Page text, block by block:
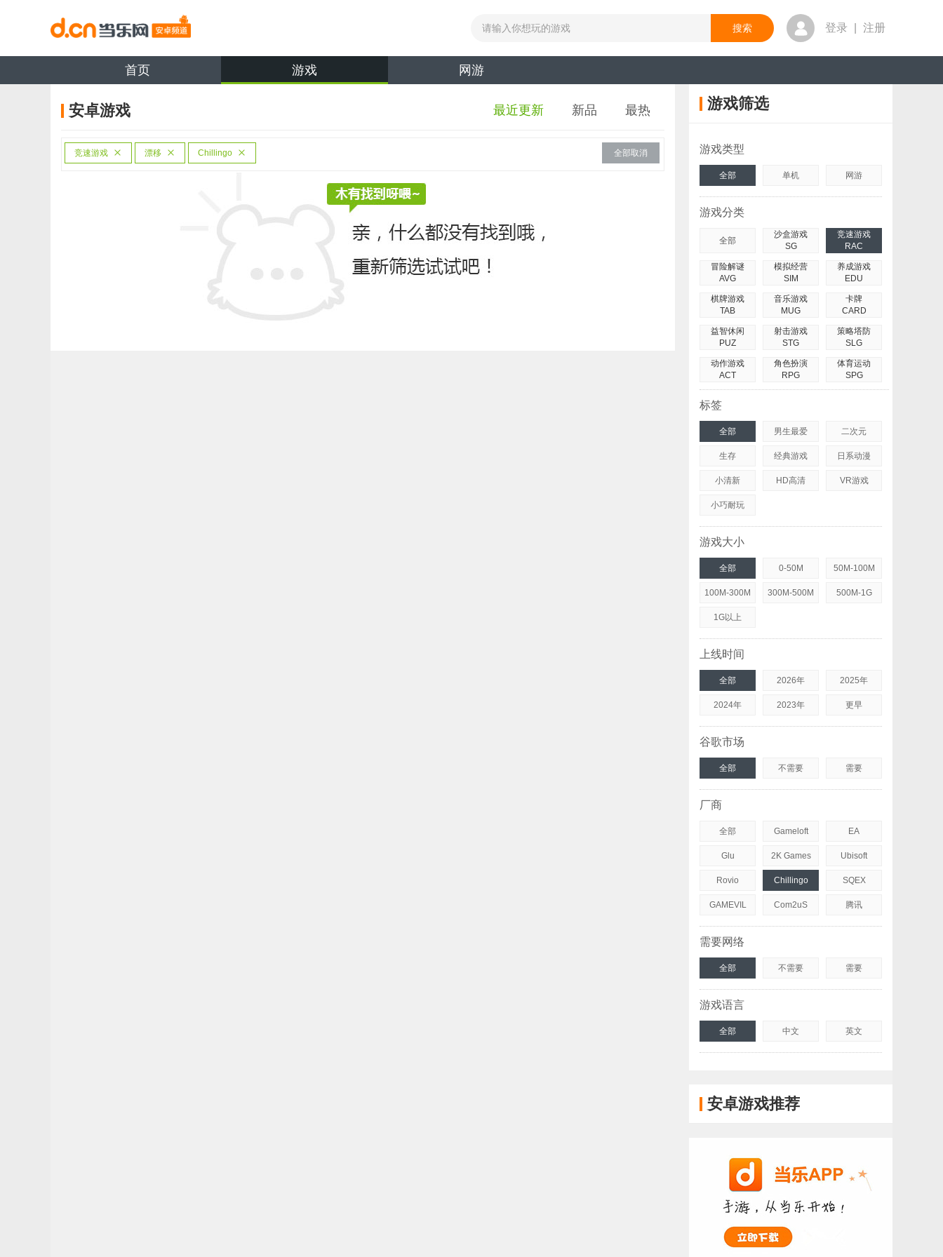
登录 注册
首页 游戏 网游
安卓游戏 最近更新 新品 最热
竞速游戏 漂移 Chillingo 全部取消
游戏筛选
游戏类型
全部 单机 网游
游戏分类
全部
沙盒游戏
SG
竞速游戏
RAC
冒险解谜
AVG
模拟经营
SIM
养成游戏
EDU
棋牌游戏
TAB
音乐游戏
MUG
卡牌
CARD
益智休闲
PUZ
射击游戏
STG
策略塔防
SLG
动作游戏
ACT
角色扮演
RPG
体育运动
SPG
标签
全部 男生最爱 二次元
生存 经典游戏 日系动漫
小清新 HD高清 VR游戏
小巧耐玩
游戏大小
全部 0-50M 50M-100M
100M-300M 300M-500M 500M-1G
1G以上
上线时间
全部 2026年 2025年
2024年 2023年 更早
谷歌市场
全部 不需要 需要
厂商
全部 Gameloft EA
Glu 2K Games Ubisoft
Rovio Chillingo SQEX
GAMEVIL Com2uS 腾讯
需要网络
全部 不需要 需要
游戏语言
全部 中文 英文
安卓游戏推荐